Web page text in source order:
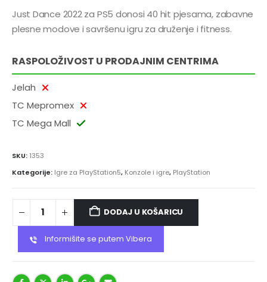
Just Dance 2022 za PS5 donosi 40 hit pjesama, zabavne
plesne modove i savršenu igru za druženje i fitness.
RASPOLOŽIVOST U PRODAJNIM CENTRIMA
Jelah
TC Mepromex
TC Mega Mall
SKU: 1353
Kategorije: Igre za PlayStation5, Konzole i igre, PlayStation
DODAJ U KOŠARICU
Informišite se putem Vibera